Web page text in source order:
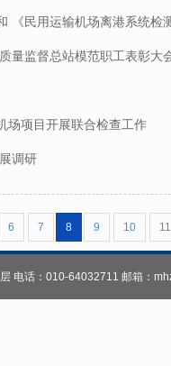
《民用运输机场离港系统检
量监督总站模范职工表彰大
场项目开展联合检查工作
调研
6 7 8 9 10 11
电话：010-64032711 邮箱：